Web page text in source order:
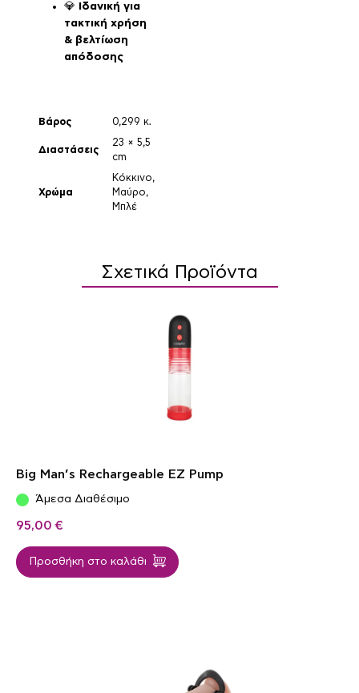
💎
Ιδανική για
τακτική χρήση
& βελτίωση
απόδοσης
Βάρος 0,299 κ.
Διαστάσεις
23 × 5,5
cm
Χρώμα
Κόκκινο,
Μαύρο,
Μπλέ
Σχετικά Προϊόντα
Big Man’s Rechargeable EZ Pump
Άμεσα Διαθέσιμο
95,00 €
Προσθήκη στο καλάθι